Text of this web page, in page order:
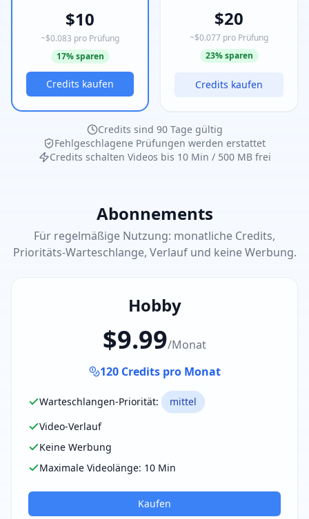
$10
~$0.083 pro Prüfung
17% sparen
Credits kaufen
$20
~$0.077 pro Prüfung
23% sparen
Credits kaufen
Credits sind 90 Tage gültig
Fehlgeschlagene Prüfungen werden erstattet
Credits schalten Videos bis 10 Min / 500 MB frei
Abonnements
Für regelmäßige Nutzung: monatliche Credits,
Prioritäts-Warteschlange, Verlauf und keine Werbung.
Hobby
$9.99/Monat
120 Credits pro Monat
Warteschlangen-Priorität:
mittel
Video-Verlauf
Keine Werbung
Maximale Videolänge: 10 Min
Kaufen